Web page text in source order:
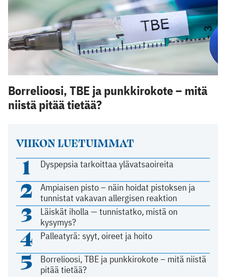
VIIKON LUETUIMMAT
1 Dyspepsia tarkoittaa ylävatsaoireita
2
Ampiaisen pisto – näin hoidat pistoksen ja
tunnistat vakavan allergisen reaktion
3
Läiskät iholla — tunnistatko, mistä on
kysymys?
4 Palleatyrä: syyt, oireet ja hoito
5
Borrelioosi, TBE ja punkkirokote – mitä niistä
pitää tietää?
Borrelioosi, TBE ja punkkirokote – mitä
niistä pitää tietää?